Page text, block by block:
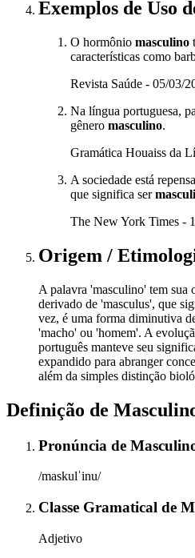
Exemplos de Uso
O hormônio masculino
características como
Revista Saúde - 05/03/
Na língua portuguesa,
gênero masculino.
Gramática Houaiss da
A sociedade está
que significa ser
The New York Times -
Origem /
A palavra 'masculino' tem sua
derivado de 'masculus', que
vez, é uma forma diminutiva
'macho' ou 'homem'. A
português manteve seu
expandido para abranger
além da simples distinção
Definição de
Pronúncia de
/maskulˈinu/
Classe Gramatical de
Adjetivo